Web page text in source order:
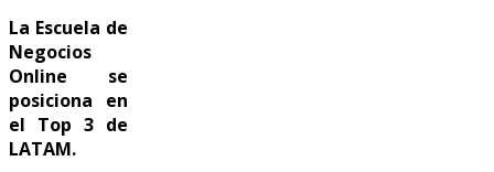
La Escuela de
Negocios
Online se
posiciona en
el Top 3 de
LATAM.